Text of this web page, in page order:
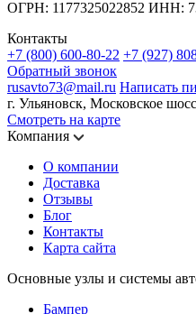
ОГРН: 1177325022852 ИНН:
Контакты
+7 (800) 600-80-22 +7 (927)
Обратный звонок
rusavto73@mail.ru Написать
г. Ульяновск, Московское
Смотреть на карте
Компания
О компании
Доставка
Отзывы
Блог
Контакты
Карта сайта
Основные узлы и системы
Бампер